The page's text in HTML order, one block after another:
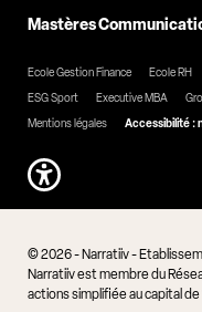
Mastères
Ecole Gestion Finance Ecole RH
ESG Sport
Executive MBA
Mentions légales
Accessibilité :
© 2026 - Narratiiv -
Narratiiv est membre du
actions simplifiée au capital de